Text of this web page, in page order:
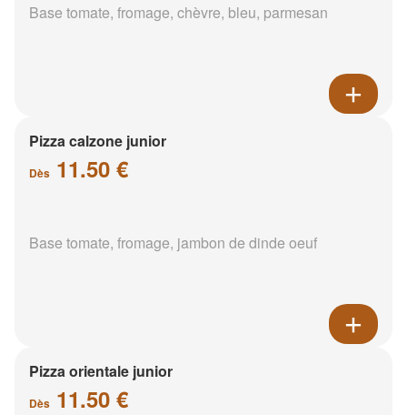
Base tomate, fromage, chèvre, bleu, parmesan
Pizza calzone junior
Dès 11.50 €
Base tomate, fromage, jambon de dinde oeuf
Pizza orientale junior
Dès 11.50 €